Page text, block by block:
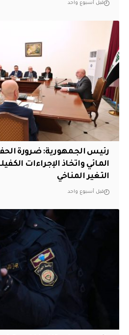
قبل أسبوع واحد
رئيس الجمهورية: ضرورة
المائي واتخاذ الإجراءات
التغير المناخي
قبل أسبوع واحد